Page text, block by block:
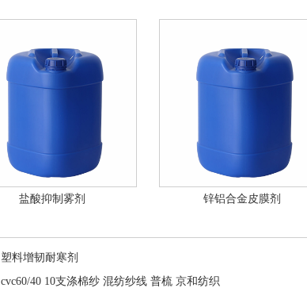
盐酸抑制雾剂 锌铝合金皮膜剂
塑料增韧耐寒剂
cvc60/40 10支涤棉纱 混纺纱线 普梳 京和纺织